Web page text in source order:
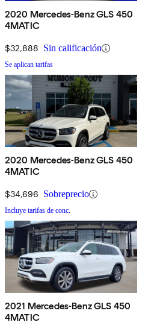
2020 Mercedes-Benz GLS 450
4MATIC
$32,888 Sin calificación
Se aplican tarifas
2020 Mercedes-Benz GLS 450
4MATIC
$34,696 Sobreprecio
Incluye tarifas de conc.
2021 Mercedes-Benz GLS 450
4MATIC